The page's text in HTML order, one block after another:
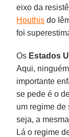
eixo da
Houthis do
foi
Os Estados
Aqui,
importante
se pede é o
um regime
seja, a
Lá o regime